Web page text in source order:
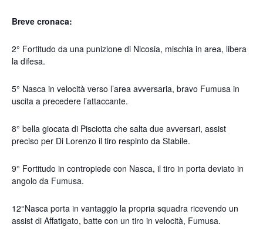
Breve cronaca:
2° Fortitudo da una punizione di Nicosia, mischia in area, libera
la difesa.
5° Nasca in velocità verso l’area avversaria, bravo Fumusa in
uscita a precedere l’attaccante.
8° bella giocata di Pisciotta che salta due avversari, assist
preciso per Di Lorenzo il tiro respinto da Stabile.
9° Fortitudo in contropiede con Nasca, il tiro in porta deviato in
angolo da Fumusa.
12°Nasca porta in vantaggio la propria squadra ricevendo un
assist di Affatigato, batte con un tiro in velocità, Fumusa.